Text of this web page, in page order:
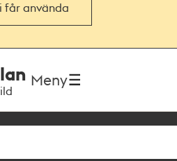
får använda
Meny